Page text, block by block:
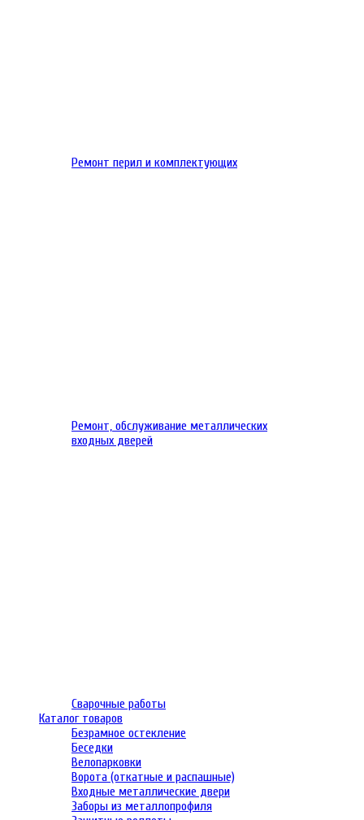
Ремонт перил и комплектующих
Ремонт, обслуживание металлических
входных дверей
Сварочные работы
Каталог товаров
Безрамное остекление
Беседки
Велопарковки
Ворота (откатные и распашные)
Входные металлические двери
Заборы из металлопрофиля